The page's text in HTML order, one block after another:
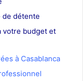
de détente
votre budget et
à Casablanca